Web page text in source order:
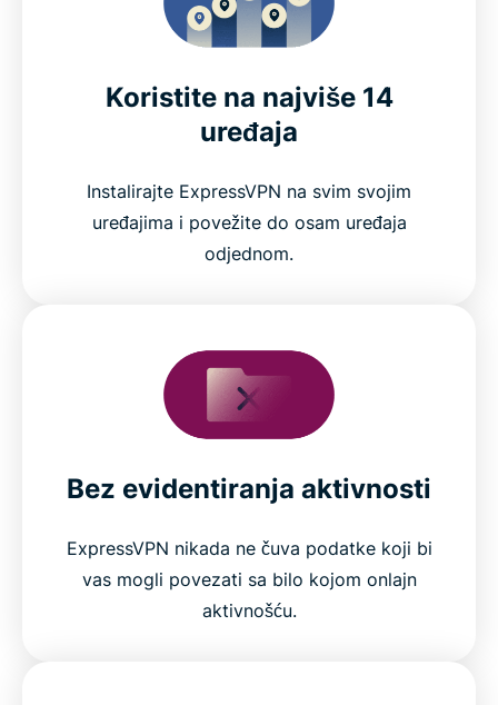
Koristite na najviše 14
uređaja
Instalirajte ExpressVPN na svim svojim
uređajima i povežite do osam uređaja
odjednom.
Bez evidentiranja aktivnosti
ExpressVPN nikada ne čuva podatke koji bi
vas mogli povezati sa bilo kojom onlajn
aktivnošću.